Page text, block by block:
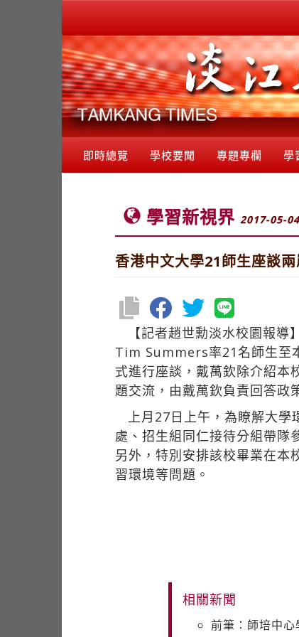
即時總覽 學校要聞 專題專欄 學
學習新視界 2017-05-04
香港中文大學21師生座談
【記者趙世勳淡水校園報
Tim Summers率21名師生至
式進行座談，戴萬欽除介紹本
題交流，由戴萬欽負責回答政
上月27日上午，為瞭解大學
處、招生組同仁接待分組帶隊
另外，特別安排該校畢業在本
習環境等問題。
相關新聞
前筆：師培中